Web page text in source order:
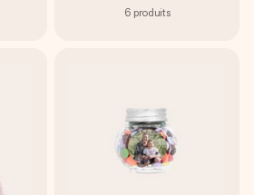
6 produits